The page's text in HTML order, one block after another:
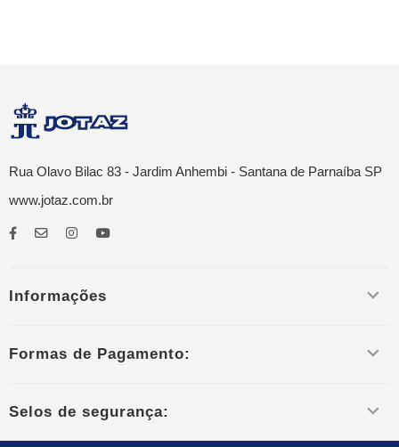
Rua Olavo Bilac 83 - Jardim Anhembi - Santana de Parnaíba SP
www.jotaz.com.br
Informações
Formas de Pagamento:
Selos de segurança: